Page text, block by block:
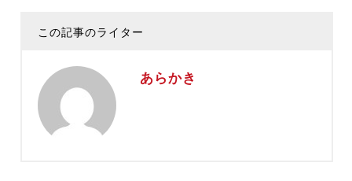
この記事のライター
あらかき